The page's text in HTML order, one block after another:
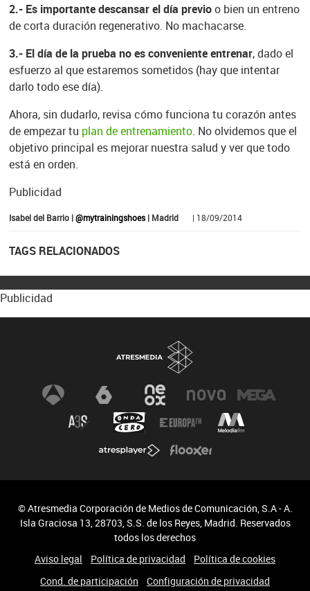
2.- Es importante descansar el día previoo bien un entreno
de corta duración regenerativo. No machacarse.
3.- El día de la prueba no es conveniente entrenar, dado el
esfuerzo al que estaremos sometidos (hay que intentar
darlo todo ese día).
Ahora, sin dudarlo, revisa cómo funciona tu corazón antes
de empezar tu plan de entrenamiento. No olvidemos que el
objetivo principal es mejorar nuestra salud y ver que todo
está en orden.
Publicidad
Isabel del Barrio |@mytrainingshoes| Madrid | 18/09/2014
TAGS RELACIONADOS
Publicidad
© Atresmedia Corporación de Medios de Comunicación, S.A - A.
Isla Graciosa 13, 28703, S.S. de los Reyes, Madrid. Reservados
todos los derechos
Aviso legal
Política de privacidad
Política de cookies
Cond. de participación
Configuración de privacidad